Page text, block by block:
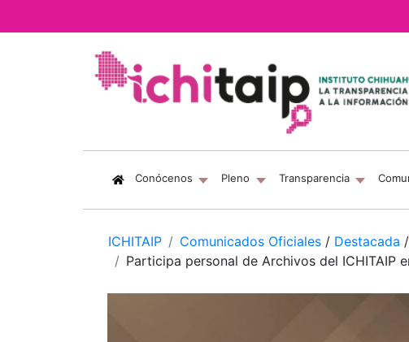
Conócenos (current)
Pleno Transparencia
ICHITAIP Comunicados Oficiales / Destacada /
Participa personal de Archivos del ICHITAIP